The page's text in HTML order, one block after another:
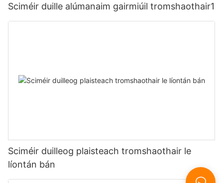
Sciméir duille alúmanaim gairmiúil tromshaothair1
Sciméir duilleog plaisteach tromshaothair le
líontán bán